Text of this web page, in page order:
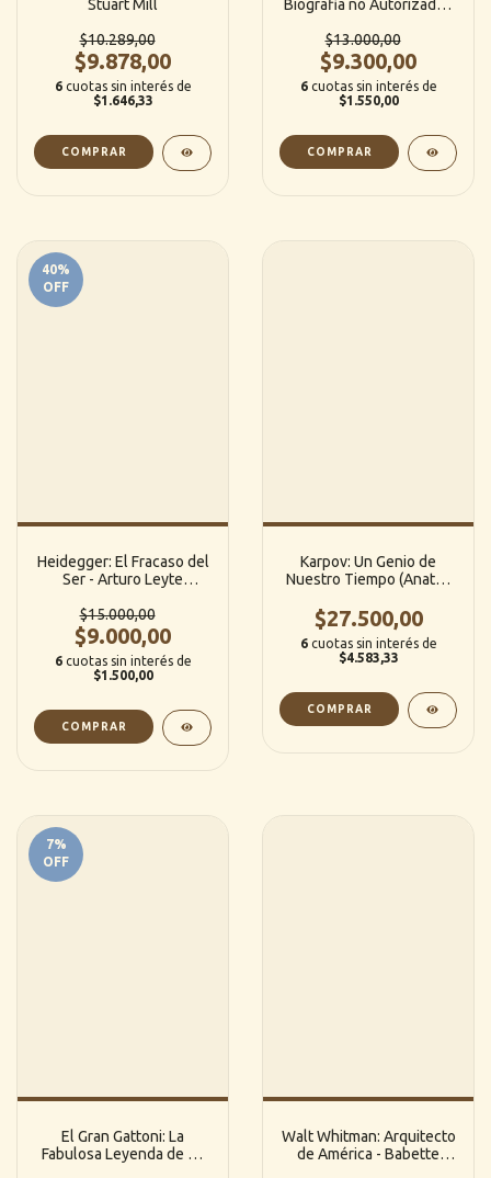
Stuart Mill
$10.289,00
$9.878,00
6 cuotas sin interés de
$1.646,33
Biografia no Autorizada -
$13.000,00
$9.300,00
6 cuotas sin interés de
$1.550,00
40%
OFF
Heidegger: El Fracaso del
Ser - Arturo Leyte
$15.000,00
$9.000,00
6 cuotas sin interés de
$1.500,00
Karpov: Un Genio de
Nuestro Tiempo (Anatoli
Wexler (Editorial Sopena)
$27.500,00
6 cuotas sin interés de
$4.583,33
7%
OFF
El Gran Gattoni: La
Fabulosa Leyenda de un
Walt Whitman: Arquitecto
de América - Babette